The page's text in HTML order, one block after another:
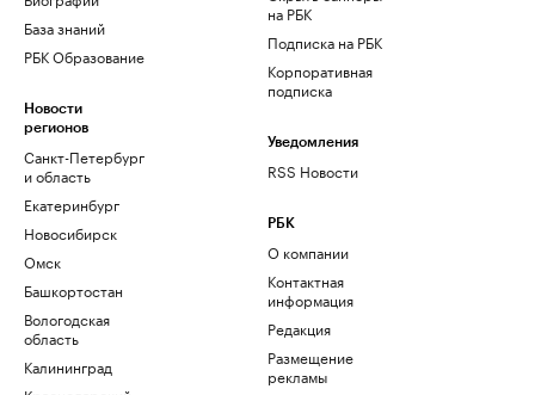
База знаний
РБК Образование
Новости
регионов
Санкт-Петербург
и область
Екатеринбург
Новосибирск
Омск
Башкортостан
Вологодская
область
Калининград
на РБК
Подписка на РБК
Корпоративная
подписка
Уведомления
RSS Новости
РБК
О компании
Контактная
информация
Редакция
Размещение
рекламы